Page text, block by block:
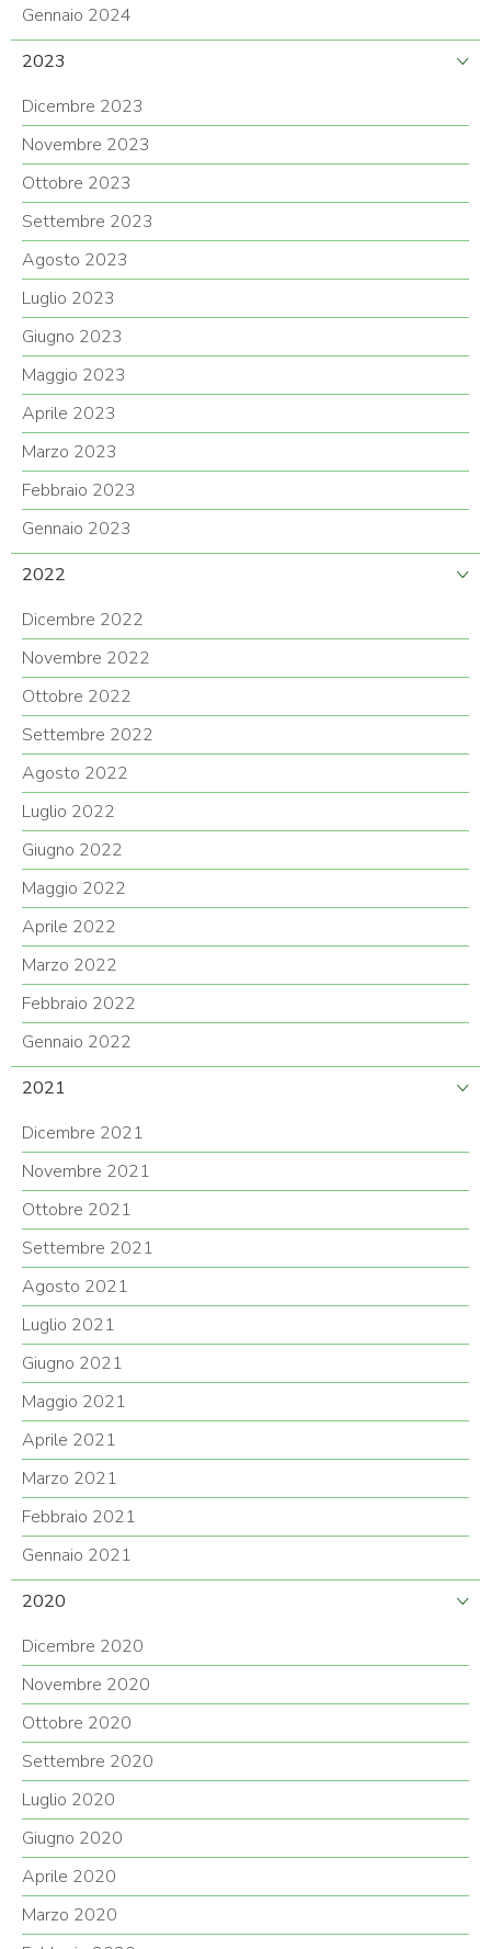
Gennaio 2024
2023
Dicembre 2023
Novembre 2023
Ottobre 2023
Settembre 2023
Agosto 2023
Luglio 2023
Giugno 2023
Maggio 2023
Aprile 2023
Marzo 2023
Febbraio 2023
Gennaio 2023
2022
Dicembre 2022
Novembre 2022
Ottobre 2022
Settembre 2022
Agosto 2022
Luglio 2022
Giugno 2022
Maggio 2022
Aprile 2022
Marzo 2022
Febbraio 2022
Gennaio 2022
2021
Dicembre 2021
Novembre 2021
Ottobre 2021
Settembre 2021
Agosto 2021
Luglio 2021
Giugno 2021
Maggio 2021
Aprile 2021
Marzo 2021
Febbraio 2021
Gennaio 2021
2020
Dicembre 2020
Novembre 2020
Ottobre 2020
Settembre 2020
Luglio 2020
Giugno 2020
Aprile 2020
Marzo 2020